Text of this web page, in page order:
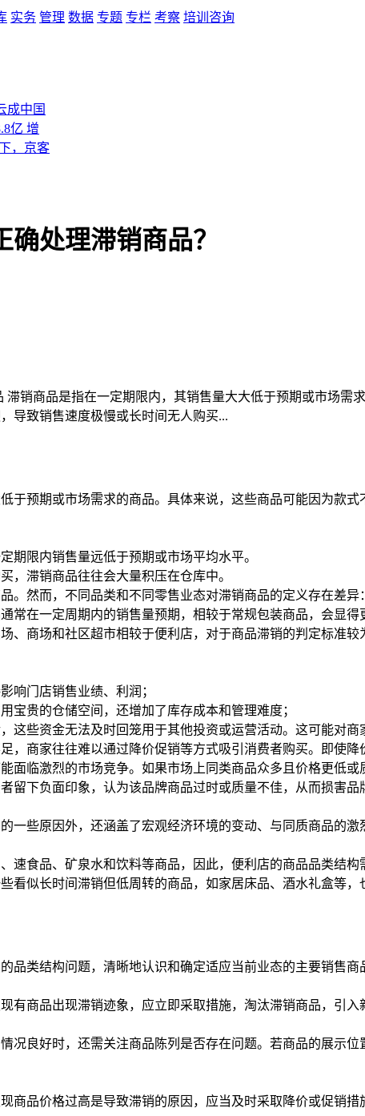
实务 管理 数据 专题 专栏 考察 培训咨询
成中国
亿 增
，京客
处理滞销商品？
滞销商品是指在一定期限内，其销售量大大低于预期或市场
导致销售速度极慢或长时间无人购买...
于预期或市场需求的商品。具体来说，这些商品可能因为款
期限内销售量远低于预期或市场平均水平。
，滞销商品往往会大量积压在仓库中。
。然而，不同品类和不同零售业态对滞销商品的定义存在差异：
常在一定周期内的销售量预期，相较于常规包装商品，会显得
、商场和社区超市相较于便利店，对于商品滞销的判定标准
响门店销售业绩、利润；
宝贵的仓储空间，还增加了库存成本和管理难度；
这些资金无法及时回笼用于其他投资或运营活动。这可能对商
，商家往往难以通过降价促销等方式吸引消费者购买。即使
面临激烈的市场竞争。如果市场上同类商品众多且价格更低
留下负面印象，认为该品牌商品过时或质量不佳，从而损害品
一些原因外，还涵盖了宏观经济环境的变动、与同质商品的
速食品、矿泉水和饮料等商品，因此，便利店的商品品类结
看似长时间滞销但低周转的商品，如家居床品、酒水礼盒等，
品类结构问题，清晰地认识和确定适应当前业态的主要销售商
有商品出现滞销迹象，应立即采取措施，淘汰滞销商品，引入
况良好时，还需关注商品陈列是否存在问题。若商品的展示
商品价格过高是导致滞销的原因，应当及时采取降价或促销